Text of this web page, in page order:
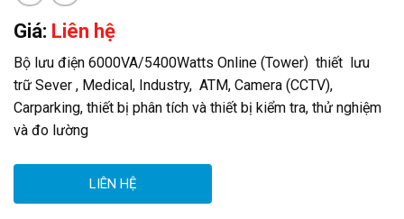
Giá: Liên hệ
Bộ lưu điện 6000VA/5400Watts Online (Tower) thiết lưu
trữ Sever , Medical, Industry, ATM, Camera (CCTV),
Carparking, thiết bị phân tích và thiết bị kiểm tra, thử nghiệm
và đo lường
LIÊN HỆ